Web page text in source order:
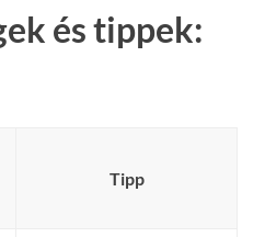
és tippek:
Tipp